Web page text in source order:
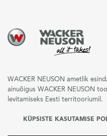
WACKER NEUSON ametlik
ainuõigus WACKER NEUSON
levitamiseks Eesti territooriumil.
KÜPSISTE KASUTAMISE